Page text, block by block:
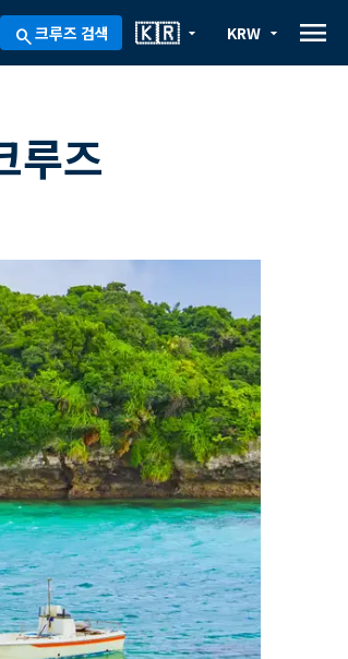
search크루즈 검색 arrow_drop_down
🇰🇷 arrow_drop_down
KRW menu
루즈